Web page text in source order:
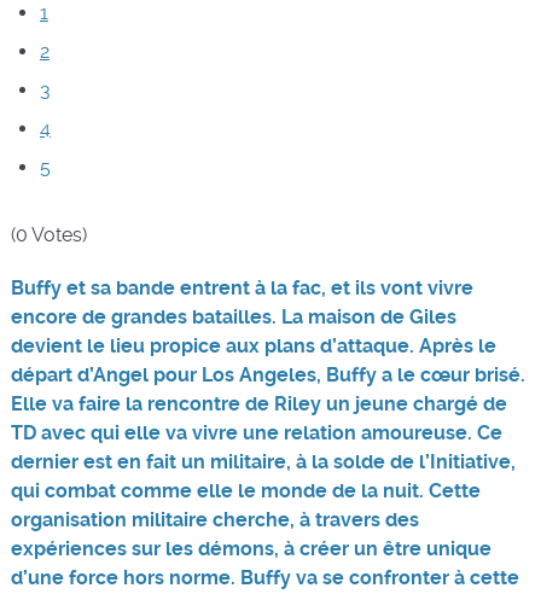
1
2
3
4
5
(0 Votes)
Buffy et sa bande entrent à la fac, et ils vont vivre
encore de grandes batailles. La maison de Giles
devient le lieu propice aux plans d’attaque. Après le
départ d’Angel pour Los Angeles, Buffy a le cœur brisé.
Elle va faire la rencontre de Riley un jeune chargé de
TD avec qui elle va vivre une relation amoureuse. Ce
dernier est en fait un militaire, à la solde de l’Initiative,
qui combat comme elle le monde de la nuit. Cette
organisation militaire cherche, à travers des
expériences sur les démons, à créer un être unique
d’une force hors norme. Buffy va se confronter à cette